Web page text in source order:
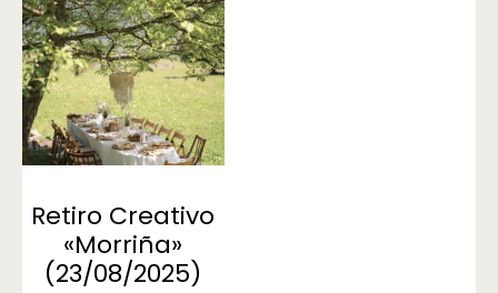
Retiro Creativo
«Morriña»
(23/08/2025)